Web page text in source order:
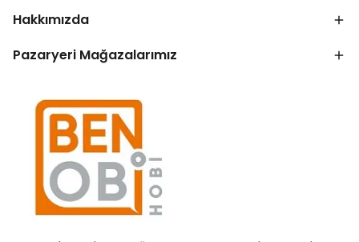
Hakkımızda
Pazaryeri Mağazalarımız